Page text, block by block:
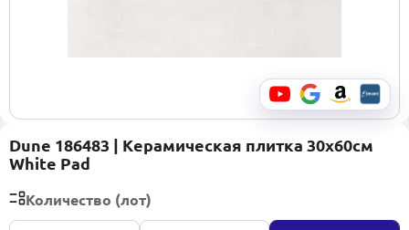
Dune 186483 | Керамическая плитка 30x60см
White Pad
Количество (лот)